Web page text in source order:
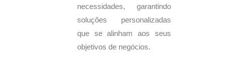
necessidades, garantindo
soluções personalizadas
que se alinham aos seus
objetivos de negócios.